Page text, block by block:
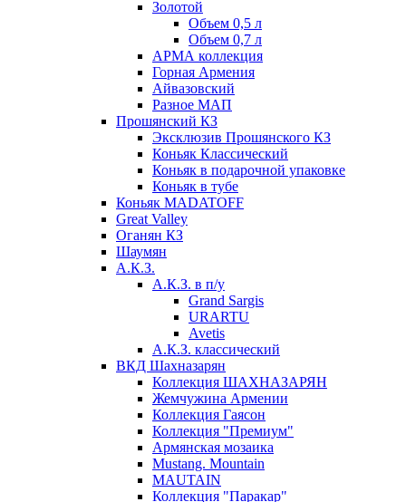
Золотой
Объем 0,5 л
Объем 0,7 л
АРМА коллекция
Горная Армения
Айвазовский
Разное МАП
Прошянский КЗ
Эксклюзив Прошянского КЗ
Коньяк Классический
Коньяк в подарочной упаковке
Коньяк в тубе
Коньяк MADATOFF
Great Valley
Оганян КЗ
Шаумян
А.К.З.
А.К.З. в п/у
Grand Sargis
URARTU
Avetis
А.К.З. классический
ВКД Шахназарян
Коллекция ШАХНАЗАРЯН
Жемчужина Армении
Коллекция Гаясон
Коллекция "Премиум"
Армянская мозаика
Mustang. Mountain
MAUTAIN
Коллекция "Паракар"